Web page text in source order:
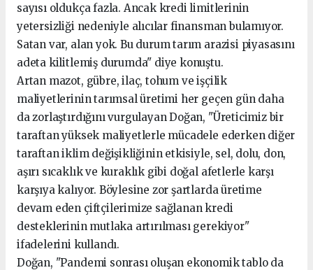
sayısı oldukça fazla. Ancak kredi limitlerinin
yetersizliği nedeniyle alıcılar finansman bulamıyor.
Satan var, alan yok. Bu durum tarım arazisi piyasasını
adeta kilitlemiş durumda" diye konuştu.
Artan mazot, gübre, ilaç, tohum ve işçilik
maliyetlerinin tarımsal üretimi her geçen gün daha
da zorlaştırdığını vurgulayan Doğan, "Üreticimiz bir
taraftan yüksek maliyetlerle mücadele ederken diğer
taraftan iklim değişikliğinin etkisiyle, sel, dolu, don,
aşırı sıcaklık ve kuraklık gibi doğal afetlerle karşı
karşıya kalıyor. Böylesine zor şartlarda üretime
devam eden çiftçilerimize sağlanan kredi
desteklerinin mutlaka artırılması gerekiyor"
ifadelerini kullandı.
Doğan, "Pandemi sonrası oluşan ekonomik tablo da